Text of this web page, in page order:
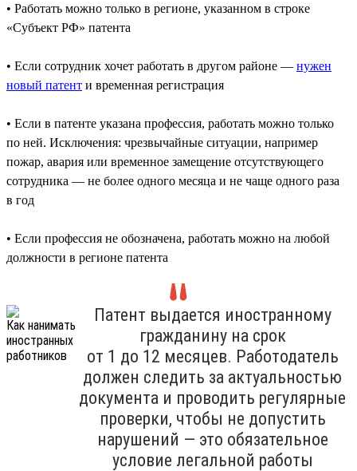
• Работать можно только в регионе, указанном в строке
«Субъект РФ» патента
• Если сотрудник хочет работать в другом районе — нужен
новый патент и временная регистрация
• Если в патенте указана профессия, работать можно только
по ней. Исключения: чрезвычайные ситуации, например
пожар, авария или временное замещение отсутствующего
сотрудника — не более одного месяца и не чаще одного раза
в год
• Если профессия не обозначена, работать можно на любой
должности в регионе патента
Патент выдается иностранному
гражданину на срок
от 1 до 12 месяцев. Работодатель
должен следить за актуальностью
документа и проводить регулярные
проверки, чтобы не допустить
нарушений — это обязательное
условие легальной работы